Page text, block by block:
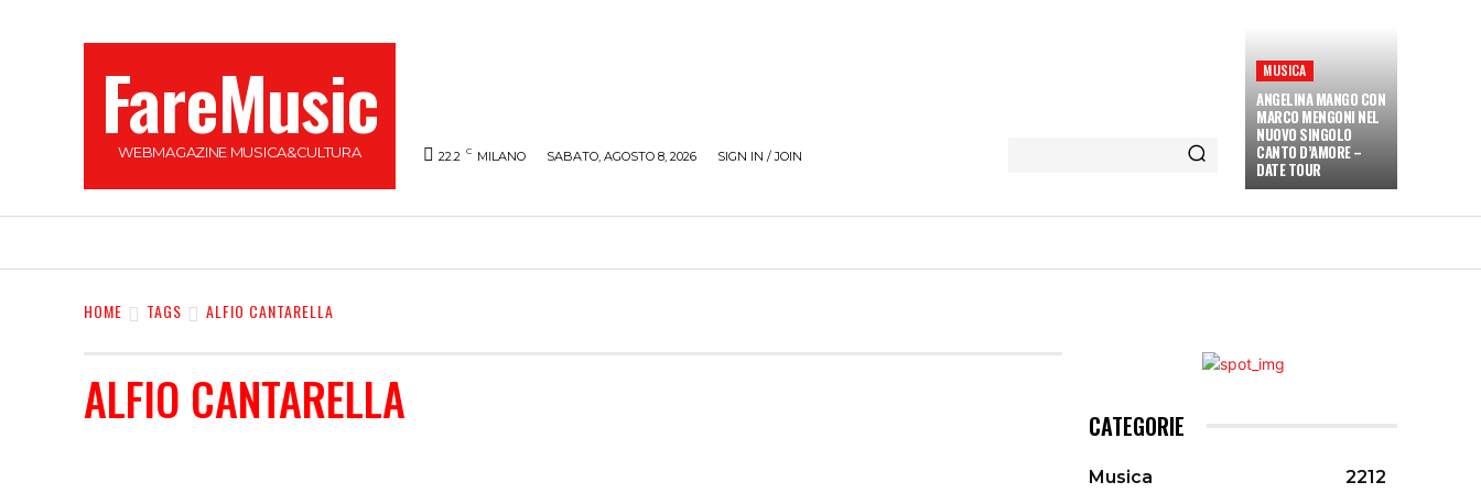
FareMusic
WEBMAGAZINE MUSICA&CULTURA 22.2 C MILANO SABATO, AGOSTO 8, 2026 SIGN IN / JOIN
MUSICA
ANGELINA MANGO CON
MARCO MENGONI NEL
NUOVO SINGOLO
CANTO D’AMORE –
DATE TOUR
HOME TAGS ALFIO CANTARELLA
ALFIO CANTARELLA CATEGORIE
Musica
2212